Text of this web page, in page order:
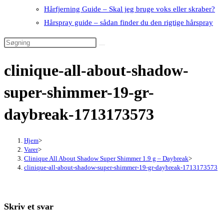
Hårfjerning Guide – Skal jeg bruge voks eller skraber?
Hårspray guide – sådan finder du den rigtige hårspray
clinique-all-about-shadow-
super-shimmer-19-gr-
daybreak-1713173573
Hjem>
Varer>
Clinique All About Shadow Super Shimmer 1.9 g – Daybreak>
clinique-all-about-shadow-super-shimmer-19-gr-daybreak-1713173573
Skriv et svar